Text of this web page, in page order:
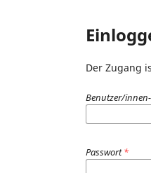
Der Zugang
Benutzer/
Passwort*